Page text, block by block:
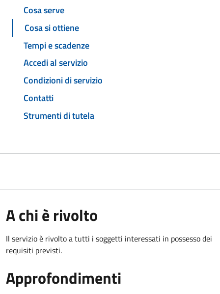
Cosa serve
Cosa si ottiene
Tempi e scadenze
Accedi al servizio
Condizioni di servizio
Contatti
Strumenti di tutela
A chi è rivolto
Il servizio è rivolto a tutti i soggetti interessati in possesso dei
requisiti previsti.
Approfondimenti